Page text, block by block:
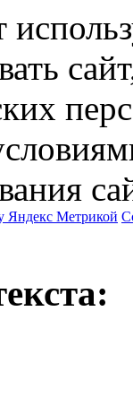
Яндекс Метрикой